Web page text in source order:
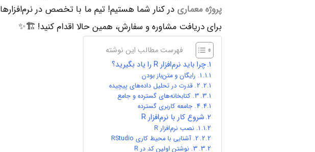
پروژه معماری در کنار شما هستیم! تیم ما با تخصص در
برای دریافت مشاوره و سفارش، همین حالا اقدام کنید! 🏗️✨
فهرست مطالب این نوشته
چرا باید نرم‌افزار R را یاد بگیرید؟
1. رایگان و متن‌باز بودن
2. قدرت در تحلیل داده‌های پیچیده
3. کتابخانه‌های گسترده و جامع
4. جامعه کاربری گسترده
شروع کار با نرم‌افزار R
1. نصب نرم‌افزار R
2. آشنایی با محیط کاری RStudio
3. نوشتن اولین کد در R